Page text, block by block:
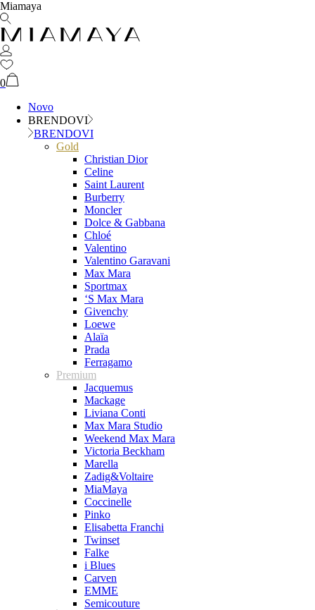
Miamaya
0
Novo
BRENDOVI
BRENDOVI
Gold
Christian Dior
Celine
Saint Laurent
Burberry
Moncler
Dolce & Gabbana
Chloé
Valentino
Valentino Garavani
Max Mara
Sportmax
‘S Max Mara
Givenchy
Loewe
Alaïa
Prada
Ferragamo
Premium
Jacquemus
Mackage
Liviana Conti
Max Mara Studio
Weekend Max Mara
Victoria Beckham
Marella
Zadig&Voltaire
MiaMaya
Coccinelle
Pinko
Elisabetta Franchi
Twinset
Falke
i Blues
Carven
EMME
Semicouture